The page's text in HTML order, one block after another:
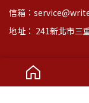
信箱：
地址： 241新北市三